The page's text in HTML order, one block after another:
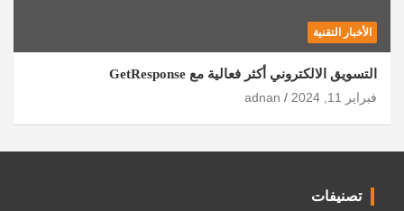
الأخبار التقنية
التسويق الالكتروني أكثر فعالية مع GetResponse
فبراير 11, 2024
adnan
تصنيفات